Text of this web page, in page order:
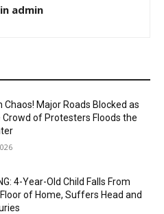
admin
Chaos! Major Roads Blocked as
Crowd of Protesters Floods the
4-Year-Old Child Falls From
of Home, Suffers Head and